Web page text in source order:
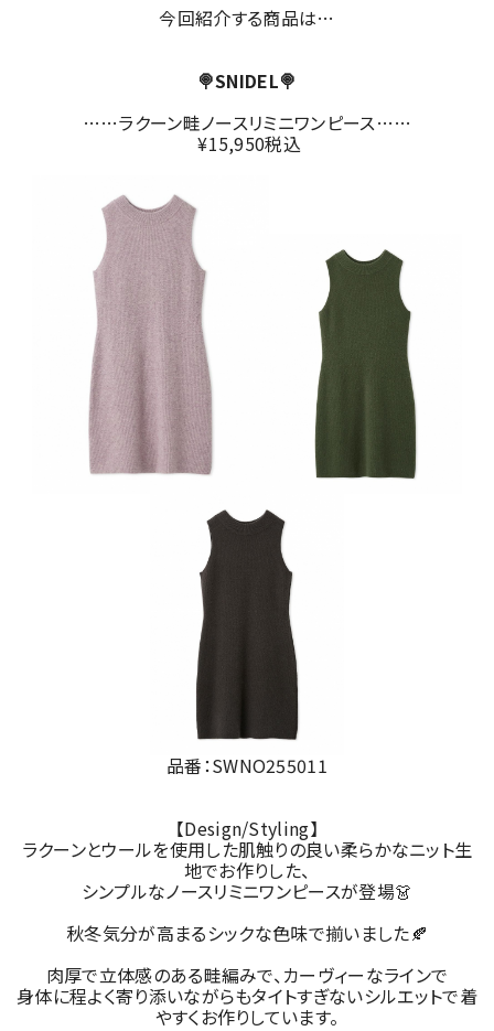
今回紹介する商品は…
🍭SNIDEL🍭
……ラクーン畦ノースリミニワンピース……
¥15,950税込
品番：SWNO255011
【Design/Styling】
ラクーンとウールを使用した肌触りの良い柔らかなニット生
地でお作りした、
シンプルなノースリミニワンピースが登場👗
秋冬気分が高まるシックな色味で揃いました🍂
肉厚で立体感のある畦編みで、カーヴィーなラインで
身体に程よく寄り添いながらもタイトすぎないシルエットで着
やすくお作りしています。